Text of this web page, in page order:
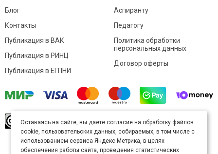
Блог
Контакты
Аспиранту
Педагогу
Публикация в ВАК
Публикация в РИНЦ
Публикация в ЕГПНИ
Политика обработки
персональных данных
Договор оферты
произведение доступно полицензии Creative
Commons «Attribution» («Атрибуция») 4.0
Непортированная.
Карта сайта
Оставаясь на сайте, вы даете согласие на обработку файлов
cookie, пользовательских данных, собираемых, в том числе с
использованием сервиса Яндекс.Метрика, в целях
обеспечения работы сайта, проведения статистических